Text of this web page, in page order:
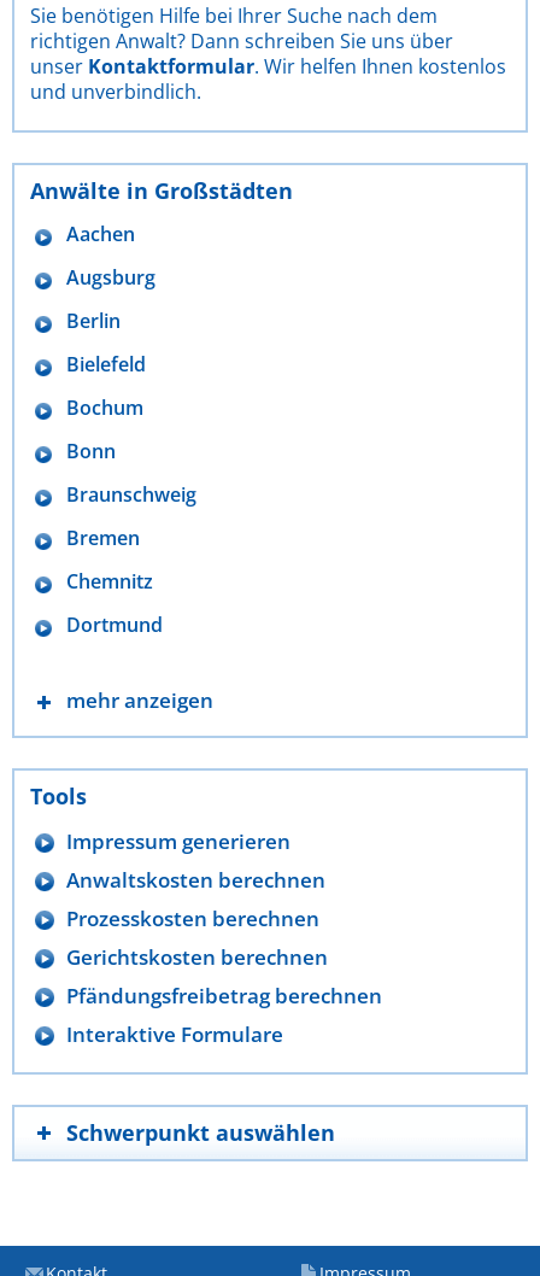
Sie benötigen Hilfe bei Ihrer Suche nach dem
richtigen Anwalt? Dann schreiben Sie uns über
unser Kontaktformular. Wir helfen Ihnen kostenlos
und unverbindlich.
Anwälte in Großstädten
Aachen
Augsburg
Berlin
Bielefeld
Bochum
Bonn
Braunschweig
Bremen
Chemnitz
Dortmund
mehr anzeigen
Tools
Impressum generieren
Anwaltskosten berechnen
Prozesskosten berechnen
Gerichtskosten berechnen
Pfändungsfreibetrag berechnen
Interaktive Formulare
Schwerpunkt auswählen